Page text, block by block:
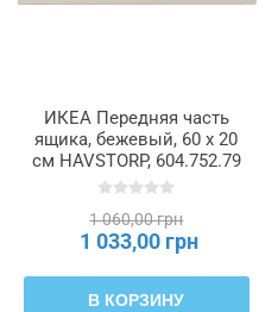
ИКЕА Передняя часть
ящика, бежевый, 60 x 20
см HAVSTORP, 604.752.79
1 060,00 грн
1 033,00 грн
В КОРЗИНУ